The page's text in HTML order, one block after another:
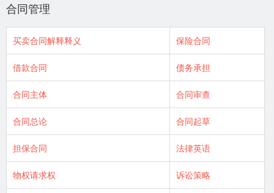
合同管理
买卖合同解释释义 保险合同
借款合同 债务承担
合同主体 合同审查
合同总论 合同起草
担保合同 法律英语
物权请求权 诉讼策略